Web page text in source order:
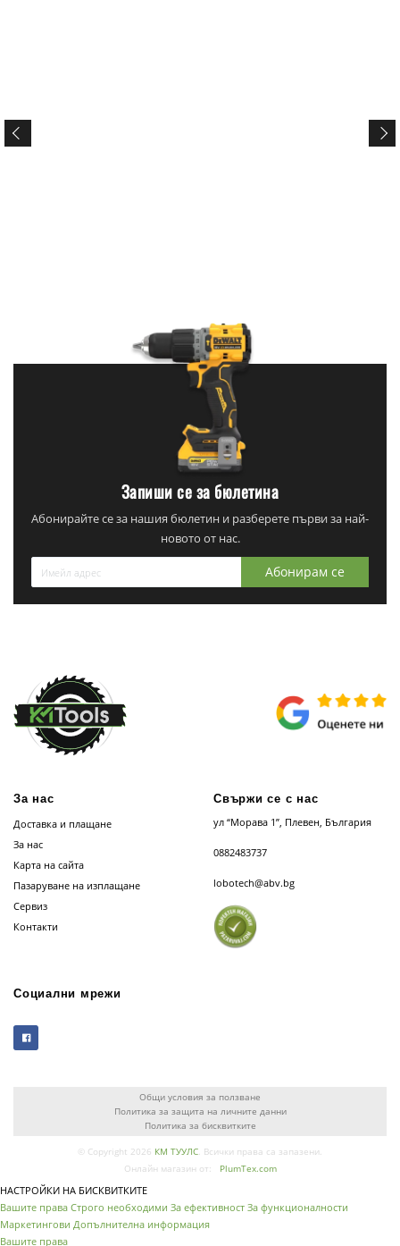
Запиши се за бюлетина
Абонирайте се за нашия бюлетин и разберете първи за най-
новото от нас.
Абонирам се
За нас
Доставка и плащане
За нас
Карта на сайта
Пазаруване на изплащане
Сервиз
Контакти
Свържи се с нас
ул “Морава 1”, Плевен, България
0882483737
lobotech@abv.bg
Социални мрежи
Общи условия за ползване
Политика за защита на личните данни
Политика за бисквитките
© Copyright 2026 КМ ТУУЛС . Всички права са запазени.
Онлайн магазин от:
PlumTex.com
НАСТРОЙКИ НА БИСКВИТКИТЕ
Вашите права Строго необходими За ефективност За функционалности
Маркетингови Допълнителна информация
Вашите права